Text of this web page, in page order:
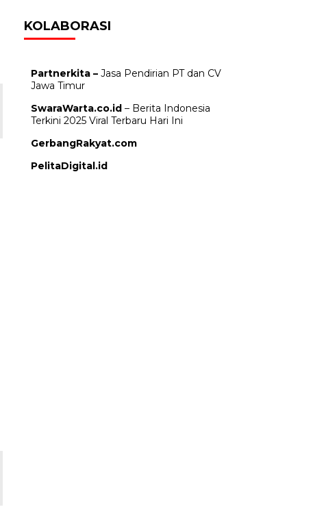
KOLABORASI
Partnerkita – Jasa Pendirian PT dan CV
Jawa Timur
SwaraWarta.co.id – Berita Indonesia
Terkini 2025 Viral Terbaru Hari Ini
GerbangRakyat.com
PelitaDigital.id